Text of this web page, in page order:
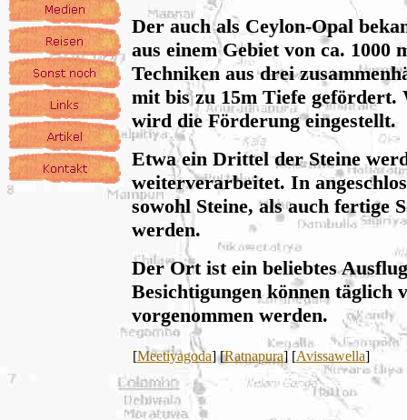
Der auch als Ceylon-Opal
aus einem Gebiet von ca. 1000
Techniken aus drei
mit bis zu 15m Tiefe gefördert.
wird die Förderung eingestellt.
Etwa ein Drittel der Steine
weiterverarbeitet. In
sowohl Steine, als auch fertige
werden.
Der Ort ist ein beliebtes
Besichtigungen können täglich
vorgenommen werden.
[Meetiyagoda] [Ratnapura] [Avissawella]